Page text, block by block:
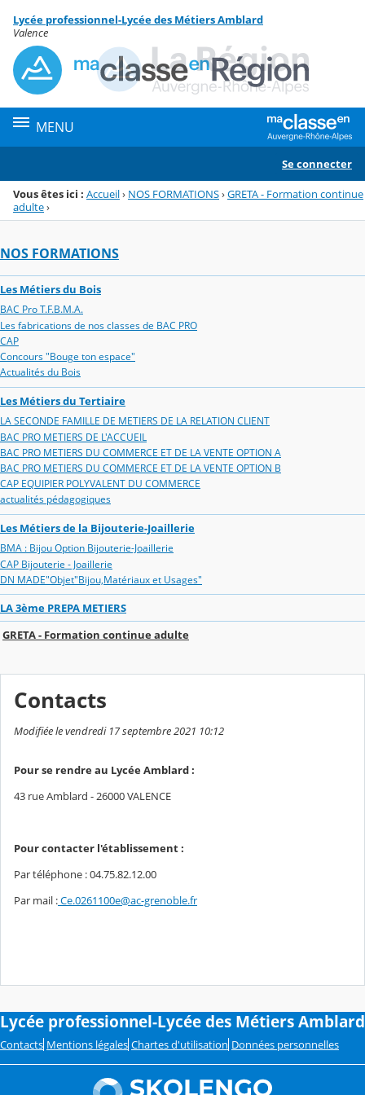
Menu de la rubrique
Contenu
Lycée professionnel-Lycée des Métiers Amblard
Valence
MENU
Se connecter
Vous êtes ici : Accueil› NOS FORMATIONS›GRETA - Formation continue
adulte›
NOS FORMATIONS
Les Métiers du Bois
BAC Pro T.F.B.M.A.
Les fabrications de nos classes de BAC PRO
CAP
Concours "Bouge ton espace"
Actualités du Bois
Les Métiers du Tertiaire
LA SECONDE FAMILLE DE METIERS DE LA RELATION CLIENT
BAC PRO METIERS DE L'ACCUEIL
BAC PRO METIERS DU COMMERCE ET DE LA VENTE OPTION A
BAC PRO METIERS DU COMMERCE ET DE LA VENTE OPTION B
CAP EQUIPIER POLYVALENT DU COMMERCE
actualités pédagogiques
Les Métiers de la Bijouterie-Joaillerie
BMA : Bijou Option Bijouterie-Joaillerie
CAP Bijouterie - Joaillerie
DN MADE"Objet"Bijou,Matériaux et Usages"
LA 3ème PREPA METIERS
GRETA - Formation continue adulte
Contacts
Modifiée le vendredi 17 septembre 2021 10:12
Pour se rendre au Lycée Amblard :
43 rue Amblard - 26000 VALENCE
Pour contacter l'établissement :
Par téléphone : 04.75.82.12.00
Par mail :Ce.0261100e@ac-grenoble.fr
Lycée professionnel-Lycée des Métiers Amblard
Contacts Mentions légales Chartes d'utilisation Données personnelles